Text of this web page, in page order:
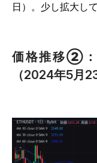
日）。少し拡大し
価格推移②：
（2024年5月